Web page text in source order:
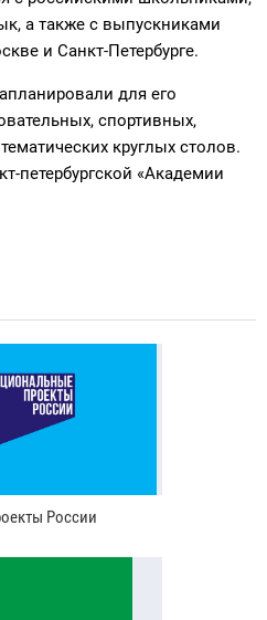
а также с выпускниками
и Санкт-Петербурге.
для его
спортивных,
круглых столов.
петербургской «Академии
России